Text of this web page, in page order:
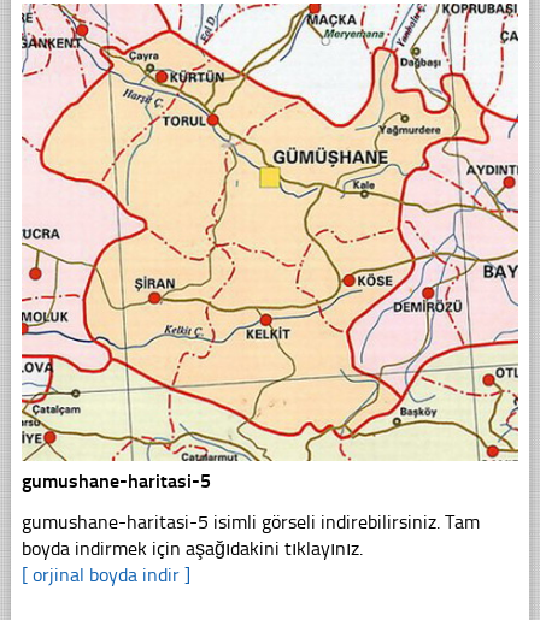
gumushane-haritasi-5
gumushane-haritasi-5 isimli görseli indirebilirsiniz. Tam
boyda indirmek için aşağıdakini tıklayınız.
[ orjinal boyda indir ]